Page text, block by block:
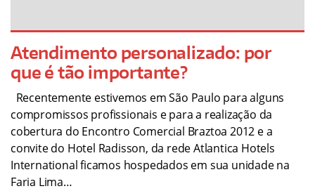
Atendimento personalizado: por
que é tão importante?
Recentemente estivemos em São Paulo para alguns
compromissos profissionais e para a realização da
cobertura do Encontro Comercial Braztoa 2012 e a
convite do Hotel Radisson, da rede Atlantica Hotels
International ficamos hospedados em sua unidade na
Faria Lima…